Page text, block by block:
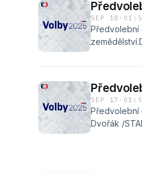
volby-2025/
SEP 18 ·
Předvolební
zivotnim-
SEP 17 ·
Předvolební
Dvořák /